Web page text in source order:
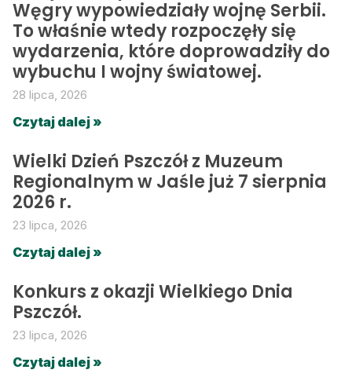
Węgry wypowiedziały wojnę Serbii.
To właśnie wtedy rozpoczęły się
wydarzenia, które doprowadziły do
wybuchu I wojny światowej.
28 lipca, 2026
Czytaj dalej »
Wielki Dzień Pszczół z Muzeum
Regionalnym w Jaśle już 7 sierpnia
2026 r.
23 lipca, 2026
Czytaj dalej »
Konkurs z okazji Wielkiego Dnia
Pszczół.
23 lipca, 2026
Czytaj dalej »